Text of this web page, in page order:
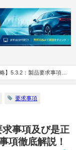
】5.3.2：製品要求事項及
要求事項
求事項及び是正
項徹底解説！